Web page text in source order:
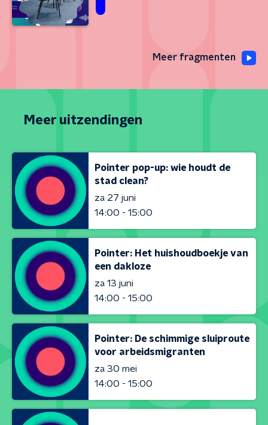
Meer fragmenten
Meer uitzendingen
Pointer pop-up: wie houdt de
stad clean?
za 27 juni
14:00 - 15:00
Pointer: Het huishoudboekje van
een dakloze
za 13 juni
14:00 - 15:00
Pointer: De schimmige sluiproute
voor arbeidsmigranten
za 30 mei
14:00 - 15:00